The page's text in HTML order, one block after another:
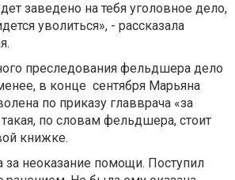
заведено на тебя уголовное дело,
уволиться», - рассказала
преследования фельдшера дело
в конце сентября Марьяна
по приказу главврача «за
по словам фельдшера, стоит
книжке.
за неоказание помощи. Поступил